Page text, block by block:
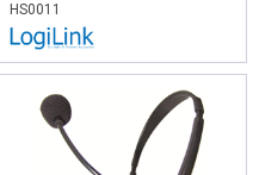
HS0011